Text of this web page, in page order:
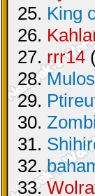
25. King
26.
27. rrr14
28.
29.
30.
31.
32.
33.